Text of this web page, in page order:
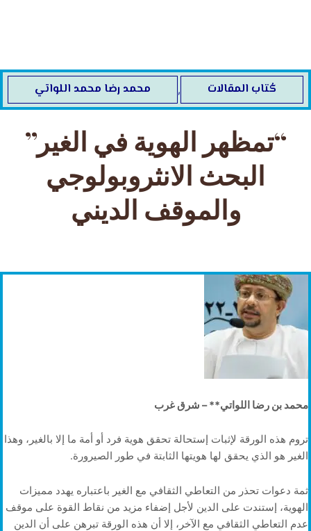
كُتاب المقالات , محمد رضا محمد اللواتي
“تمظهر الهوية في الغير”
البحث الانثروبولوجي
والموقف الديني
محمد بن رضا اللواتي** – شرق غرب
تروم هذه الورقة لإثبات إستحالة تحقق هوية فرد أو أمة ما إلا بالغير، وهذا
الغير هو الذي يحقق لها هويتها الثابتة في طور الصيرورة.
ثمة دعوات تحذر من التعاطي الثقافي مع الغير باعتباره يهدد مميزات
الهوية، إستندت على الدين لأجل إضفاء مزيد من نقاط القوة على موقف
عدم التعاطي الثقافي مع الآخر، إلا أن هذه الورقة تبرهن على أن الدين